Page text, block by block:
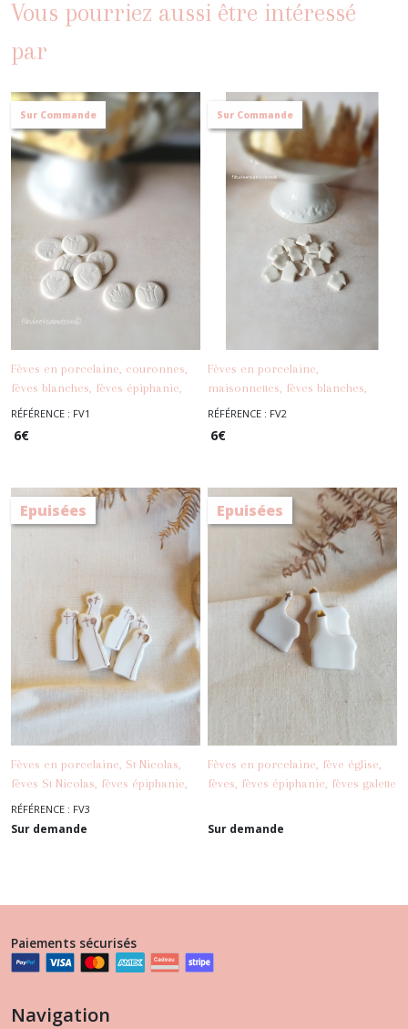
Vous pourriez aussi être intéressé
par
Sur Commande
Fèves en porcelaine, couronnes,
fèves blanches, fèves épiphanie,
fèves galette des rois
RÉFÉRENCE : FV1
6€
Sur Commande
Fèves en porcelaine,
maisonnettes, fèves blanches,
fèves épiphanie, fèves galette des
RÉFÉRENCE : FV2
6€
Epuisées
Fèves en porcelaine, St Nicolas,
fèves St Nicolas, fèves épiphanie,
fèves galette des rois
RÉFÉRENCE : FV3
Sur demande
Epuisées
Fèves en porcelaine, fève église,
fèves, fèves épiphanie, fèves galette
Sur demande
Paiements sécurisés
Navigation